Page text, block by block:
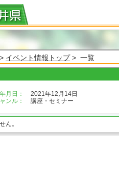
> イベント情報トップ> 一覧
年月日：
2021年12月14日
ンル：
講座・セミナー
ん。